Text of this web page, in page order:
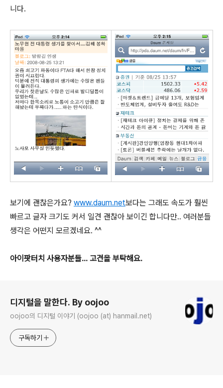
니다.
보기에 괜찮은가요? www.daum.net보다는 그래도 속도가 훨씬
빠르고 글자 크기도 커서 일견 괜찮아 보이긴 합니다만.. 여러분들
생각은 어떤지 모르겠네요. ^^
아이팟터치 사용자분들... 고견을 부탁해요.
디지털을 말한다. By oojoo
oojoo의 디지털 이야기 (oojoo (at) hanmail.net)
구독하기